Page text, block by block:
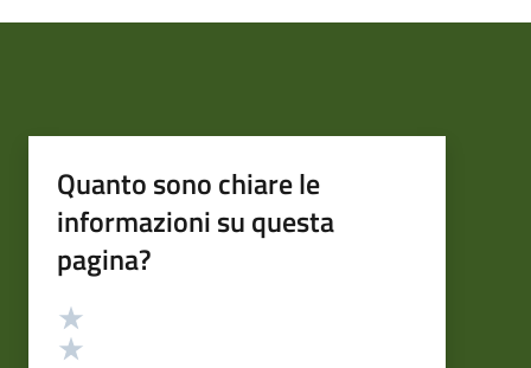
Quanto sono chiare le
informazioni su questa
pagina?
Valutazione